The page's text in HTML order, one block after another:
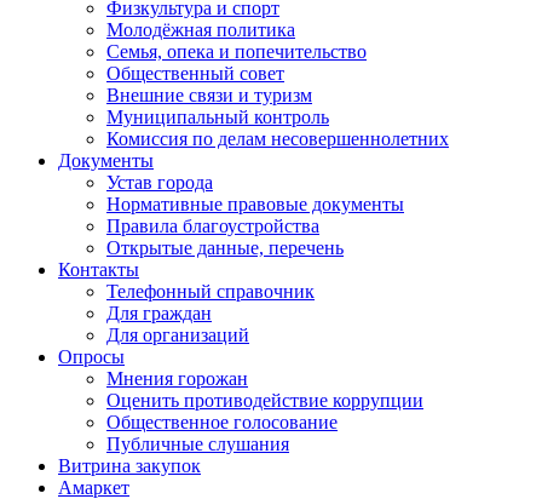
Физкультура и спорт
Молодёжная политика
Семья, опека и попечительство
Общественный совет
Внешние связи и туризм
Муниципальный контроль
Комиссия по делам несовершеннолетних
Документы
Устав города
Нормативные правовые документы
Правила благоустройства
Открытые данные, перечень
Контакты
Телефонный справочник
Для граждан
Для организаций
Опросы
Мнения горожан
Оценить противодействие коррупции
Общественное голосование
Публичные слушания
Витрина закупок
Амаркет